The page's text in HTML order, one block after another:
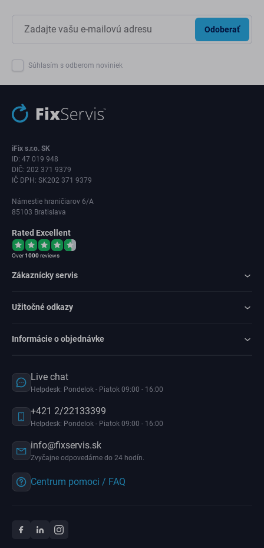
Odoberať
Súhlasím s odberom noviniek
iFix s.r.o. SK
ID: 47 019 948
DIČ: 202 371 9379
IČ DPH: SK202 371 9379
Námestie hraničiarov 6/A
85103 Bratislava
Rated Excellent
Over1000reviews
Zákaznícky servis
Užitočné odkazy
Informácie o objednávke
Live chat
Helpdesk: Pondelok - Piatok 09:00 - 16:00
+421 2/22133399
Helpdesk: Pondelok - Piatok 09:00 - 16:00
info@fixservis.sk
Zvyčajne odpovedáme do 24 hodín.
Centrum pomoci / FAQ